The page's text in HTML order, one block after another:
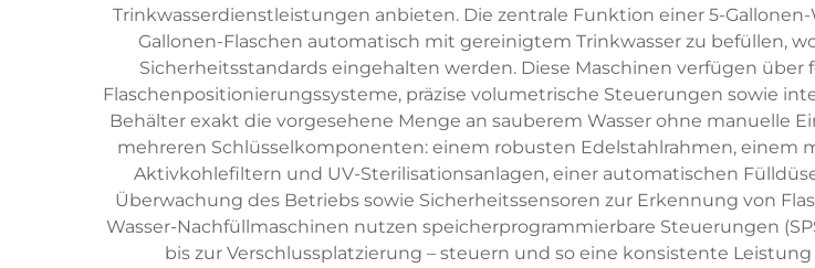
Trinkwasserdienstleistungen anbieten. Die zentrale Funktion einer 5-
Gallonen-Flaschen automatisch mit gereinigtem Trinkwasser zu befüllen,
Sicherheitsstandards eingehalten werden. Diese Maschinen verfügen
Flaschenpositionierungssysteme, präzise volumetrische Steuerungen sowie
Behälter exakt die vorgesehene Menge an sauberem Wasser ohne manuelle
mehreren Schlüsselkomponenten: einem robusten Edelstahlrahmen,
Aktivkohlefiltern und UV-Sterilisationsanlagen, einer automatischen
Überwachung des Betriebs sowie Sicherheitssensoren zur Erkennung von
Wasser-Nachfüllmaschinen nutzen speicherprogrammierbare Steuerungen
bis zur Verschlussplatzierung – steuern und so eine konsistente